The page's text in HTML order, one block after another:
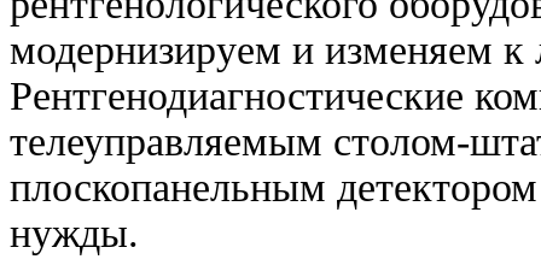
модернизируем и изменяем
Рентгенодиагностические
телеуправляемым столом-
плоскопанельным
нужды.